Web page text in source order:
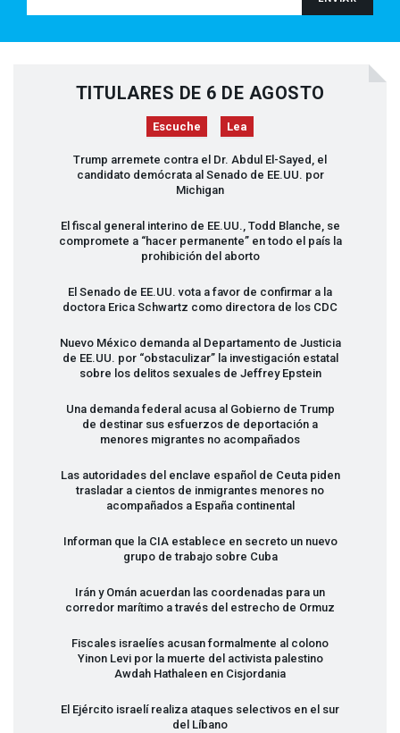
TITULARES DE 6 DE AGOSTO
Escuche Lea
Trump arremete contra el Dr. Abdul El-Sayed, el
candidato demócrata al Senado de EE.UU. por
Michigan
El fiscal general interino de EE.UU., Todd Blanche, se
compromete a “hacer permanente” en todo el país la
prohibición del aborto
El Senado de EE.UU. vota a favor de confirmar a la
doctora Erica Schwartz como directora de los CDC
Nuevo México demanda al Departamento de Justicia
de EE.UU. por “obstaculizar” la investigación estatal
sobre los delitos sexuales de Jeffrey Epstein
Una demanda federal acusa al Gobierno de Trump
de destinar sus esfuerzos de deportación a
menores migrantes no acompañados
Las autoridades del enclave español de Ceuta piden
trasladar a cientos de inmigrantes menores no
acompañados a España continental
Informan que la CIAestablece en secreto un nuevo
grupo de trabajo sobre Cuba
Irán y Omán acuerdan las coordenadas para un
corredor marítimo a través del estrecho de Ormuz
Fiscales israelíes acusan formalmente al colono
Yinon Levi por la muerte del activista palestino
Awdah Hathaleen en Cisjordania
El Ejército israelí realiza ataques selectivos en el sur
del Líbano